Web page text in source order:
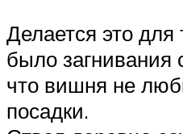
Делается это для
было загнивания
что вишня не
посадки.